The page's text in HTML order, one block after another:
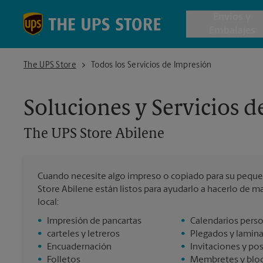
Cajas de
Envío
Todos los
The UPS Store
The UPS Store AbileneTodos los Servicios de Impresión
Soluciones y Servicios
The UPS Store Abilene
Cuando necesite algo impreso o copiado para su
Store Abilene están listos para ayudarlo a hacerlo de
local:
•
Impresión de pancartas
•
carteles y letreros
•
Encuadernación
•
Folletos
• Calendarios
•
Plegados y
•
Invitaciones y
•
Membretes y